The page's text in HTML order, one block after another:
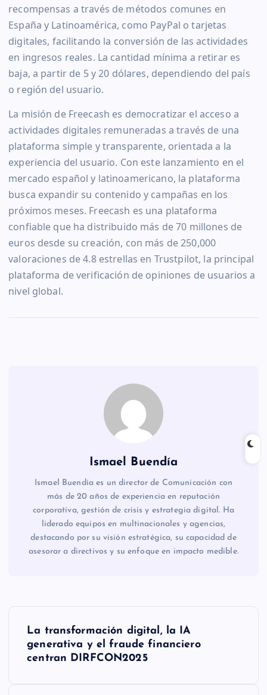
recompensas a través de métodos comunes en
España y Latinoamérica, como PayPal o tarjetas
digitales, facilitando la conversión de las actividades
en ingresos reales. La cantidad mínima a retirar es
baja, a partir de 5 y 20 dólares, dependiendo del país
o región del usuario.
La misión de Freecash es democratizar el acceso a
actividades digitales remuneradas a través de una
plataforma simple y transparente, orientada a la
experiencia del usuario. Con este lanzamiento en el
mercado español y latinoamericano, la plataforma
busca expandir su contenido y campañas en los
próximos meses. Freecash es una plataforma
confiable que ha distribuido más de 70 millones de
euros desde su creación, con más de 250,000
valoraciones de 4.8 estrellas en Trustpilot, la principal
plataforma de verificación de opiniones de usuarios a
nivel global.
Ismael Buendía
Ismael Buendía es un director de Comunicación con
más de 20 años de experiencia en reputación
corporativa, gestión de crisis y estrategia digital. Ha
liderado equipos en multinacionales y agencias,
destacando por su visión estratégica, su capacidad de
asesorar a directivos y su enfoque en impacto medible.
NLa transformación digital, la IA
generativa y el fraude financiero
centran DIRFCON2025